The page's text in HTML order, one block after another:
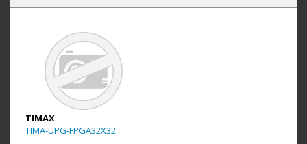
TIMAX
TIMA-UPG-FPGA32X32